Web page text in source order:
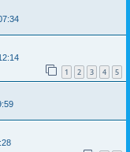
1 2 3 4 5